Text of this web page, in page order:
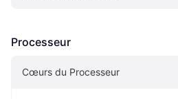
Processeur
Cœurs du Processeur